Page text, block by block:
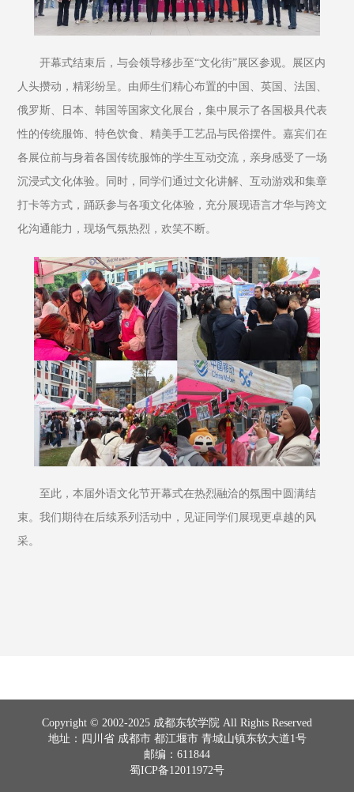
开幕式结束后，与会领导移步至“文化街”展区参观。展区内
人头攒动，精彩纷呈。由师生们精心布置的中国、英国、法国、
俄罗斯、日本、韩国等国家文化展台，集中展示了各国极具代表
性的传统服饰、特色饮食、精美手工艺品与民俗摆件。嘉宾们在
各展位前与身着各国传统服饰的学生互动交流，亲身感受了一场
沉浸式文化体验。同时，同学们通过文化讲解、互动游戏和集章
打卡等方式，踊跃参与各项文化体验，充分展现语言才华与跨文
化沟通能力，现场气氛热烈，欢笑不断。
至此，本届外语文化节开幕式在热烈融洽的氛围中圆满结
束。我们期待在后续系列活动中，见证同学们展现更卓越的风
采。
Copyright © 2002-2025 成都东软学院 All Rights Reserved
地址：四川省 成都市 都江堰市 青城山镇东软大道1号
邮编：611844
蜀ICP备12011972号